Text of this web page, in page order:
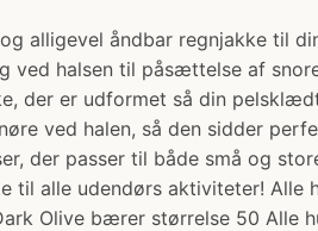
alligevel åndbar regnjakke til
ved halsen til påsættelse af
der er udformet så din
ved halen, så den sidder
der passer til både små og
til alle udendørs aktiviteter! Alle
Olive bærer størrelse 50 Alle